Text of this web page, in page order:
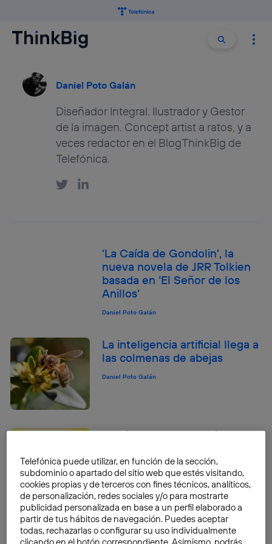
Buscar
Daniel Poto Galán
Diseñador Integral. Ilustrador y Gestor
de la imagen. Concept artist a ratos, y a
veces redactor en el BlogThinkBig de
Telefónica.
‘La Caída de Gondolin’, la
nueva novela de JRR Tolkien
basada en ‘El Señor de los
Anillos’
Daniel Poto Galán
La inteligencia artificial llega a
las colmenas de abejas
Daniel Poto Galán
El primer vuelo espacial
Daniel Poto Galán
Storyboarder: un programa
open source compatible con
Telefónica puede utilizar, en función de la sección,
subdominio o apartado del sitio web que estés visitando,
cookies propias y de terceros con fines técnicos, analíticos,
de personalización, redes sociales y/o para mostrarte
publicidad personalizada en base a un perfil elaborado a
partir de tus hábitos de navegación. Puedes aceptar
todas, rechazarlas o configurar su uso individualmente